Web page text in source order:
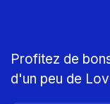
Profitez de
d'un peu de